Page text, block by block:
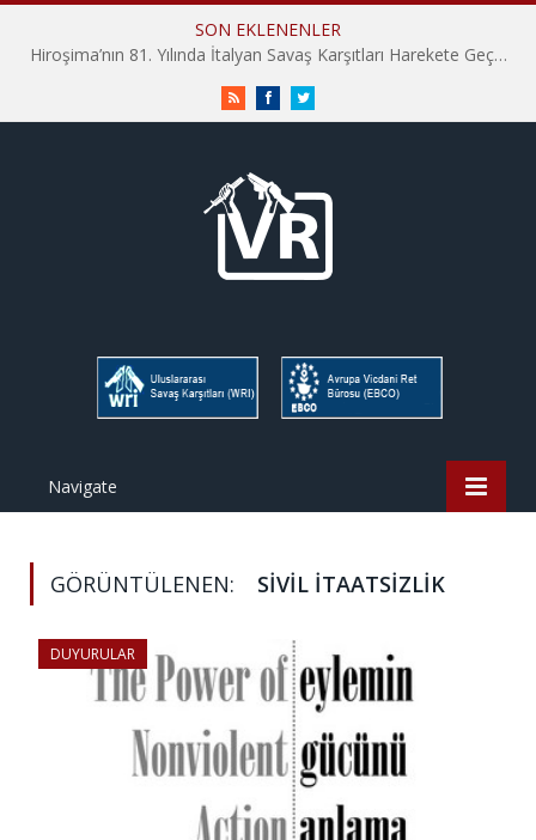
SON EKLENENLER
Hiroşima’nın 81. Yılında İtalyan Savaş Karşıtları Harekete Geçti: “Hatırlamak yeterli değil”
RSS FacebookTwitter
Navigate
GÖRÜNTÜLENEN: SIVIL İTAATSIZLIK
DUYURULAR